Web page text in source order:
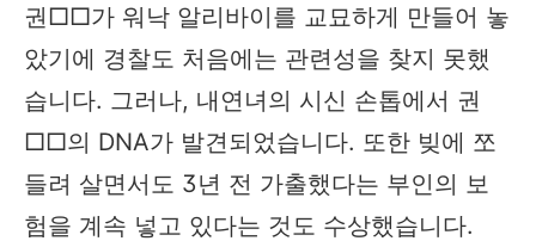
권□□가 워낙 알리바이를 교묘하게 만들어 놓
았기에 경찰도 처음에는 관련성을 찾지 못했
습니다. 그러나, 내연녀의 시신 손톱에서 권
□□의 DNA가 발견되었습니다. 또한 빚에 쪼
들려 살면서도 3년 전 가출했다는 부인의 보
험을 계속 넣고 있다는 것도 수상했습니다.